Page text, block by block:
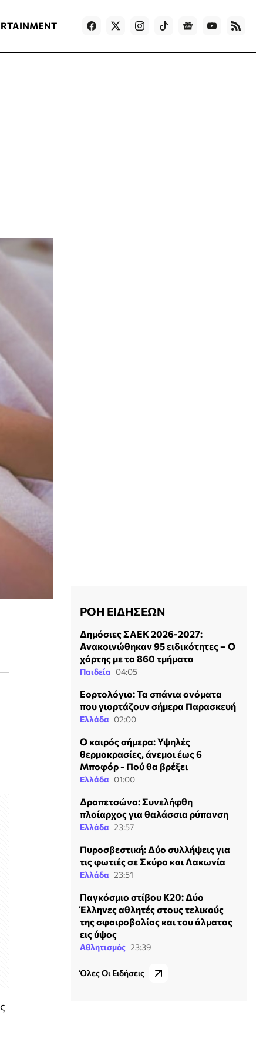
Games
ΡΟΗ ΕΙΔΗΣΕΩΝ
Δημόσιες ΣΑΕΚ 2026-2027:
Ανακοινώθηκαν 95 ειδικότητες – Ο
χάρτης με τα 860 τμήματα
Παιδεία 04:05
Εορτολόγιο: Τα σπάνια ονόματα
που γιορτάζουν σήμερα Παρασκευή
Ελλάδα 02:00
Ο καιρός σήμερα: Υψηλές
θερμοκρασίες, άνεμοι έως 6
Μποφόρ - Πού θα βρέξει
Ελλάδα 01:00
Δραπετσώνα: Συνελήφθη
πλοίαρχος για θαλάσσια ρύπανση
Ελλάδα 23:57
Πυροσβεστική: Δύο συλλήψεις για
τις φωτιές σε Σκύρο και Λακωνία
Ελλάδα 23:51
Παγκόσμιο στίβου Κ20: Δύο
Έλληνες αθλητές στους τελικούς
της σφαιροβολίας και του άλματος
εις ύψος
Αθλητισμός 23:39
Όλες Οι Ειδήσεις